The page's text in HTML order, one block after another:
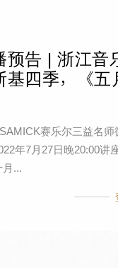
预告 | 浙江音
四季，《五
赛乐尔三益名师
年7月27日晚20:00讲
月...